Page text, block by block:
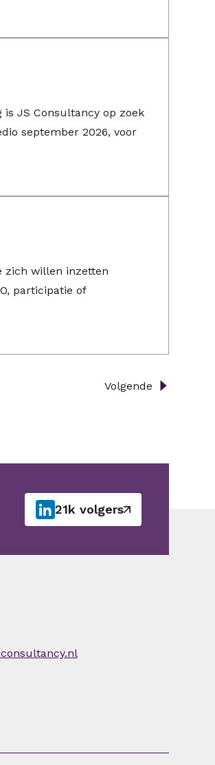
is JS Consultancy op zoek
september 2026, voor
zich willen inzetten
participatie of
Volgende
21k volgers